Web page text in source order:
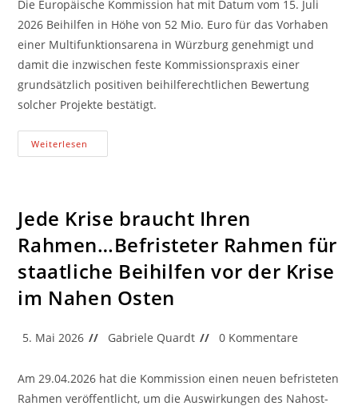
Die Europäische Kommission hat mit Datum vom 15. Juli
2026 Beihilfen in Höhe von 52 Mio. Euro für das Vorhaben
einer Multifunktionsarena in Würzburg genehmigt und
damit die inzwischen feste Kommissionspraxis einer
grundsätzlich positiven beihilferechtlichen Bewertung
solcher Projekte bestätigt.
Weiterlesen
Genehmigt
Jede Krise braucht Ihren
Rahmen…Befristeter Rahmen für
staatliche Beihilfen vor der Krise
im Nahen Osten
Beitrag
5. Mai 2026
Beitrags-
Gabriele Quardt
Beitrags-
0 Kommentare
Am 29.04.2026 hat die Kommission einen neuen befristeten
Rahmen veröffentlicht, um die Auswirkungen des Nahost-